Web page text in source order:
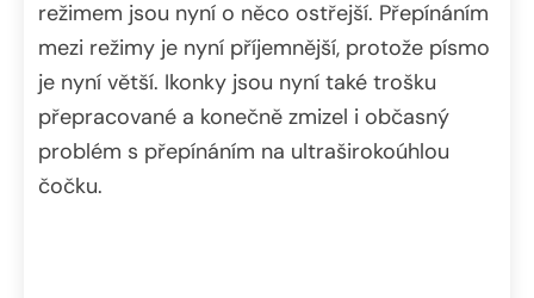
režimem jsou nyní o něco ostřejší. Přepínáním
mezi režimy je nyní příjemnější, protože písmo
je nyní větší. Ikonky jsou nyní také trošku
přepracované a konečně zmizel i občasný
problém s přepínáním na ultraširokoúhlou
čočku.